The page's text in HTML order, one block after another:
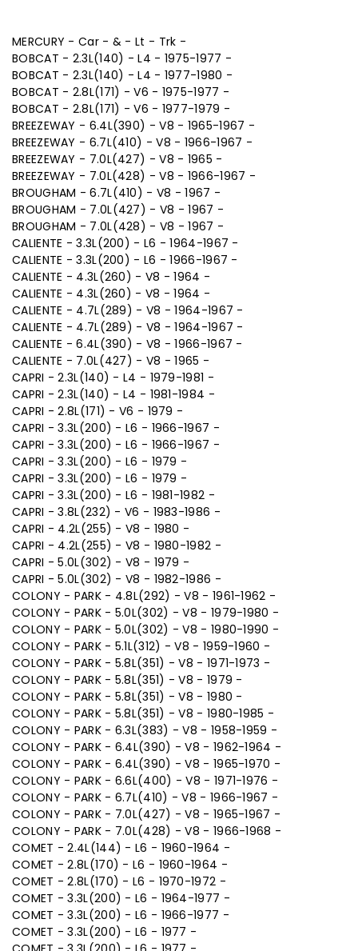
MERCURY - Car - & - Lt - Trk -
BOBCAT - 2.3L(140) - L4 - 1975-1977 -
BOBCAT - 2.3L(140) - L4 - 1977-1980 -
BOBCAT - 2.8L(171) - V6 - 1975-1977 -
BOBCAT - 2.8L(171) - V6 - 1977-1979 -
BREEZEWAY - 6.4L(390) - V8 - 1965-1967 -
BREEZEWAY - 6.7L(410) - V8 - 1966-1967 -
BREEZEWAY - 7.0L(427) - V8 - 1965 -
BREEZEWAY - 7.0L(428) - V8 - 1966-1967 -
BROUGHAM - 6.7L(410) - V8 - 1967 -
BROUGHAM - 7.0L(427) - V8 - 1967 -
BROUGHAM - 7.0L(428) - V8 - 1967 -
CALIENTE - 3.3L(200) - L6 - 1964-1967 -
CALIENTE - 3.3L(200) - L6 - 1966-1967 -
CALIENTE - 4.3L(260) - V8 - 1964 -
CALIENTE - 4.3L(260) - V8 - 1964 -
CALIENTE - 4.7L(289) - V8 - 1964-1967 -
CALIENTE - 4.7L(289) - V8 - 1964-1967 -
CALIENTE - 6.4L(390) - V8 - 1966-1967 -
CALIENTE - 7.0L(427) - V8 - 1965 -
CAPRI - 2.3L(140) - L4 - 1979-1981 -
CAPRI - 2.3L(140) - L4 - 1981-1984 -
CAPRI - 2.8L(171) - V6 - 1979 -
CAPRI - 3.3L(200) - L6 - 1966-1967 -
CAPRI - 3.3L(200) - L6 - 1966-1967 -
CAPRI - 3.3L(200) - L6 - 1979 -
CAPRI - 3.3L(200) - L6 - 1979 -
CAPRI - 3.3L(200) - L6 - 1981-1982 -
CAPRI - 3.8L(232) - V6 - 1983-1986 -
CAPRI - 4.2L(255) - V8 - 1980 -
CAPRI - 4.2L(255) - V8 - 1980-1982 -
CAPRI - 5.0L(302) - V8 - 1979 -
CAPRI - 5.0L(302) - V8 - 1982-1986 -
COLONY - PARK - 4.8L(292) - V8 - 1961-1962 -
COLONY - PARK - 5.0L(302) - V8 - 1979-1980 -
COLONY - PARK - 5.0L(302) - V8 - 1980-1990 -
COLONY - PARK - 5.1L(312) - V8 - 1959-1960 -
COLONY - PARK - 5.8L(351) - V8 - 1971-1973 -
COLONY - PARK - 5.8L(351) - V8 - 1979 -
COLONY - PARK - 5.8L(351) - V8 - 1980 -
COLONY - PARK - 5.8L(351) - V8 - 1980-1985 -
COLONY - PARK - 6.3L(383) - V8 - 1958-1959 -
COLONY - PARK - 6.4L(390) - V8 - 1962-1964 -
COLONY - PARK - 6.4L(390) - V8 - 1965-1970 -
COLONY - PARK - 6.6L(400) - V8 - 1971-1976 -
COLONY - PARK - 6.7L(410) - V8 - 1966-1967 -
COLONY - PARK - 7.0L(427) - V8 - 1965-1967 -
COLONY - PARK - 7.0L(428) - V8 - 1966-1968 -
COMET - 2.4L(144) - L6 - 1960-1964 -
COMET - 2.8L(170) - L6 - 1960-1964 -
COMET - 2.8L(170) - L6 - 1970-1972 -
COMET - 3.3L(200) - L6 - 1964-1977 -
COMET - 3.3L(200) - L6 - 1966-1977 -
COMET - 3.3L(200) - L6 - 1977 -